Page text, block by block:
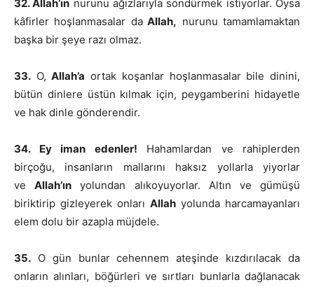
32. Allah’ın nurunu ağızlarıyla söndürmek istiyorlar. Oysa
kâfirler hoşlanmasalar daAllah, nurunu tamamlamaktan
başka bir şeye razı olmaz.
33. O,Allah’a ortak koşanlar hoşlanmasalar bile dinini,
bütün dinlere üstün kılmak için, peygamberini hidayetle
ve hak dinle gönderendir.
34. Ey iman edenler! Hahamlardan ve rahiplerden
birçoğu, insanların mallarını haksız yollarla yiyorlar
veAllah’ın yolundan alıkoyuyorlar. Altın ve gümüşü
biriktirip gizleyerek onları Allahyolunda harcamayanları
elem dolu bir azapla müjdele.
35. O gün bunlar cehennem ateşinde kızdırılacak da
onların alınları, böğürleri ve sırtları bunlarla dağlanacak